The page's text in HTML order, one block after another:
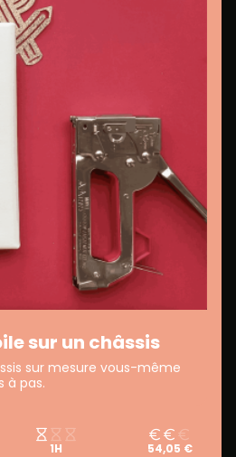
sur un châssis
sur mesure vous-même
à pas.
1H 54,05 €